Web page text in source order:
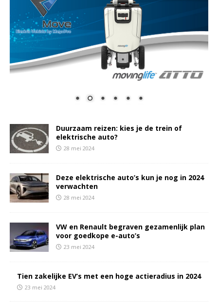
Duurzaam reizen: kies je de trein of
elektrische auto?
28 mei 2024
Deze elektrische auto’s kun je nog in 2024
verwachten
28 mei 2024
VW en Renault begraven gezamenlijk plan
voor goedkope e-auto’s
23 mei 2024
Tien zakelijke EV’s met een hoge actieradius in 2024
23 mei 2024